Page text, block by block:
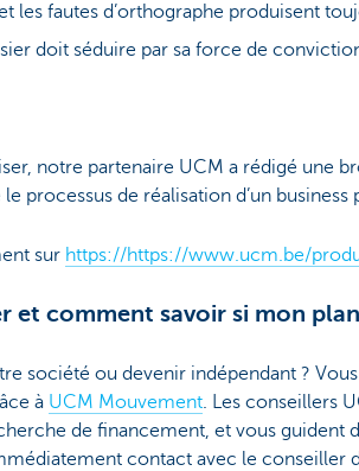
les fautes d’orthographe produisent
doit séduire par sa force de
notre partenaire UCM a rédigé une
processus de réalisation d’un business
sur https://https://www.ucm.be/
et comment savoir si mon
société ou devenir indépendant ?
à UCM Mouvement. Les conseillers
de financement, et vous guident
contact avec le conseiller